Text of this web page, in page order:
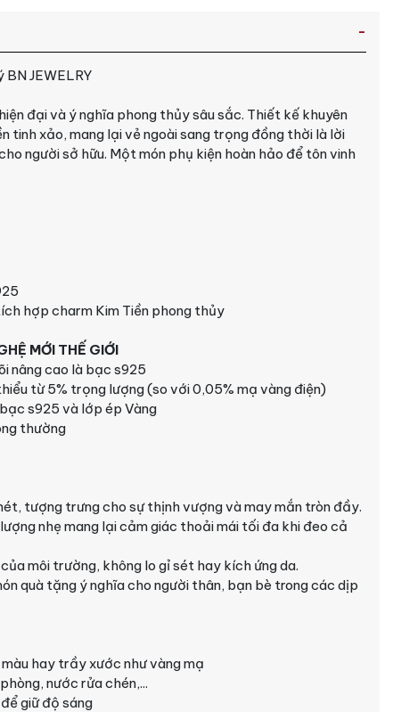
BN JEWELRY
đại và ý nghĩa phong thủy sâu sắc. Thiết kế khuyên
tinh xảo, mang lại vẻ ngoài sang trọng đồng thời là lời
người sở hữu. Một món phụ kiện hoàn hảo để tôn vinh
hợp charm Kim Tiền phong thủy
MỚI THẾ GIỚI
nâng cao là bạc s925
từ 5% trọng lượng (so với 0,05% mạ vàng điện)
s925 và lớp ép Vàng
thường
tượng trưng cho sự thịnh vượng và may mắn tròn đầy.
nhẹ mang lại cảm giác thoải mái tối đa khi đeo cả
môi trường, không lo gỉ sét hay kích ứng da.
quà tặng ý nghĩa cho người thân, bạn bè trong các dịp
hay trầy xước như vàng mạ
nước rửa chén,...
giữ độ sáng